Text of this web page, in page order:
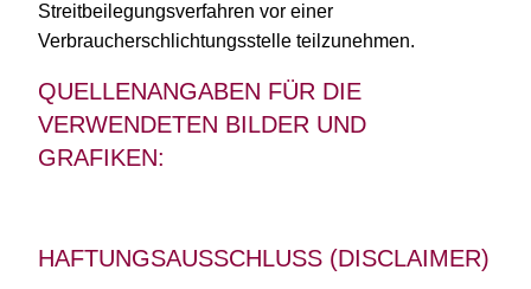
Streitbeilegungsverfahren vor einer
Verbraucherschlichtungsstelle teilzunehmen.
QUELLENANGABEN FÜR DIE
VERWENDETEN BILDER UND
GRAFIKEN:
HAFTUNGSAUSSCHLUSS (DISCLAIMER)